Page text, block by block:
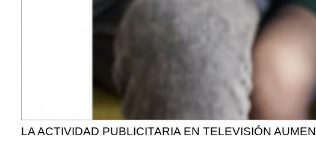
LA ACTIVIDAD PUBLICITARIA EN TELEVISIÓN